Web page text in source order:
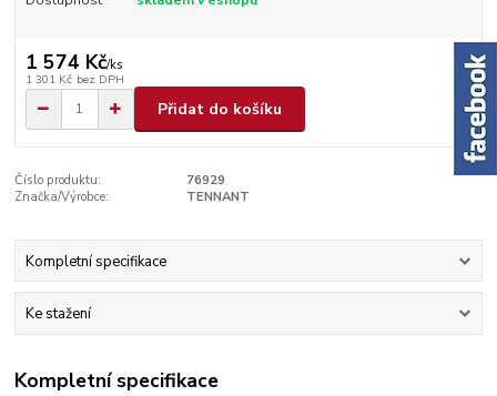
1 574 Kč/ks
1 301 Kč bez DPH
Přidat do košíku
Číslo produktu:
76929
Značka/Výrobce:
TENNANT
Kompletní specifikace
Ke stažení
Kompletní specifikace